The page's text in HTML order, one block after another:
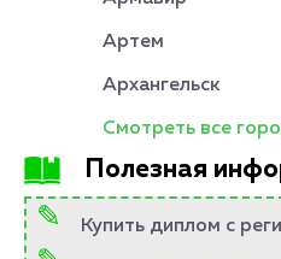
Артем
Архангельск
Смотреть все
Полезная
Купить диплом с